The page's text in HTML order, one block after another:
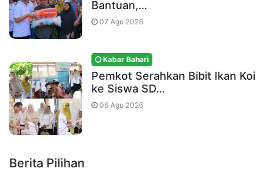
Bantuan,…
07 Agu 2026
Kabar Bahari
Pemkot Serahkan Bibit Ikan Koi
ke Siswa SD…
06 Agu 2026
Berita Pilihan